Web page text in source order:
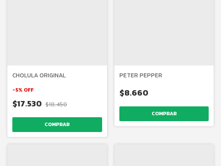
CHOLULA ORIGINAL
-5% OFF
$17.530 $18.450
PETER PEPPER
$8.660